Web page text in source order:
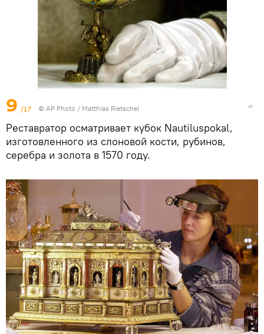
9 /17 © AP Photo / Matthias Rietschel
Реставратор осматривает кубок Nautiluspokal,
изготовленного из слоновой кости, рубинов,
серебра и золота в 1570 году.